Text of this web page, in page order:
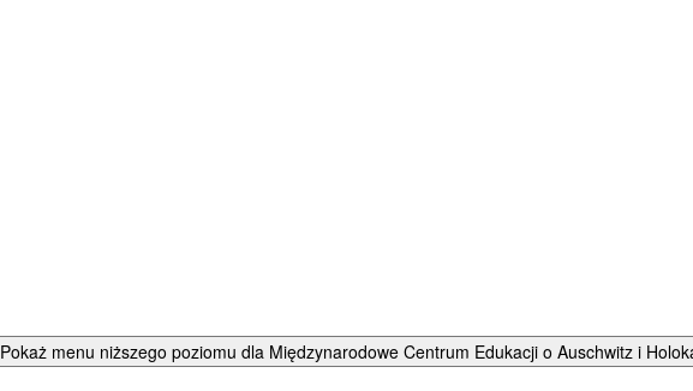
Pokaż menu niższego poziomu dla Międzynarodowe Centrum Edukacji o Auschwitz i